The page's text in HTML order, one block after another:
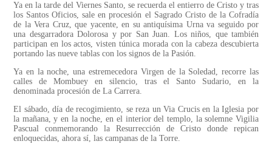
Ya en la tarde del Viernes Santo, se recuerda el entierro de Cristo y tras
los Santos Oficios, sale en procesión el Sagrado Cristo de la Cofradía
de la Vera Cruz, que yacente, en su antiquísima Urna va seguido por
una desgarradora Dolorosa y por San Juan. Los niños, que también
participan en los actos, visten túnica morada con la cabeza descubierta
portando las nueve tablas con los signos de la Pasión.
Ya en la noche, una estremecedora Virgen de la Soledad, recorre las
calles de Mombuey en silencio, tras el Santo Sudario, en la
denominada procesión de La Carrera.
El sábado, día de recogimiento, se reza un Via Crucis en la Iglesia por
la mañana, y en la noche, en el interior del templo, la solemne Vigilia
Pascual conmemorando la Resurrección de Cristo donde repican
enloquecidas, ahora sí, las campanas de la Torre.